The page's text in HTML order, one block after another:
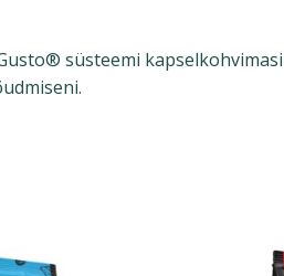
süsteemi